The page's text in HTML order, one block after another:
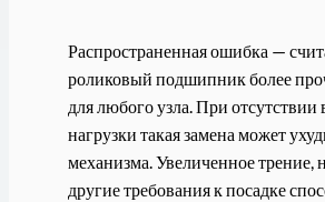
Распространенная ошибка —
роликовый подшипник более
для любого узла. При отсутствии
нагрузки такая замена может
механизма. Увеличенное трение,
другие требования к посадке